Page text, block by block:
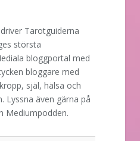
Tarotguiderna
största
bloggportal med
bloggare med
själ, hälsa och
Lyssna även gärna på
Mediumpodden.